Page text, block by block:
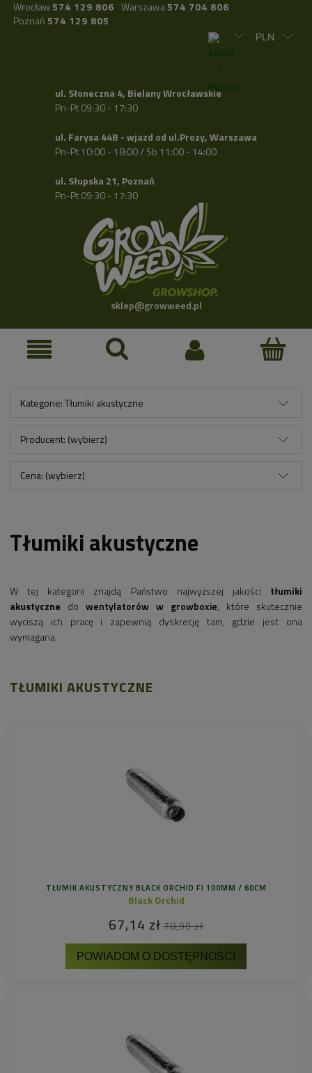
Wrocław 574 129 806 Warszawa574 704 806
Poznań 574 129 805
ul. Słoneczna 4, Bielany Wrocławskie
Pn-Pt 09:30 - 17:30
ul. Farysa 44B - wjazd od ul.Prozy, Warszawa
Pn-Pt 10:00 - 18:00 / Sb 11:00 - 14:00
ul. Słupska 21, Poznań
Pn-Pt 09:30 - 17:30
sklep@growweed.pl
Kategorie: Tłumiki akustyczne
Producent: (wybierz)
Cena: (wybierz)
Tłumiki akustyczne
W tej kategorii znajdą Państwo najwyższej jakości tłumiki
akustyczne do wentylatorów w growboxie, które skutecznie
wyciszą ich pracę i zapewnią dyskrecję tam, gdzie jest ona
wymagana.
TŁUMIKI AKUSTYCZNE
TŁUMIK AKUSTYCZNY BLACK ORCHID FI 100MM / 60CM
Black Orchid
67,14 zł 78,99 zł
POWIADOM O DOSTĘPNOŚCI